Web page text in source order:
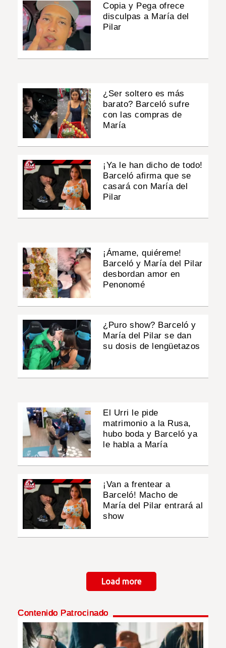
Copia y Pega ofrece
disculpas a María del
Pilar
¿Ser soltero es más
barato? Barceló sufre
con las compras de
María
¡Ya le han dicho de todo!
Barceló afirma que se
casará con María del
Pilar
¡Ámame, quiéreme!
Barceló y María del Pilar
desbordan amor en
Penonomé
¿Puro show? Barceló y
María del Pilar se dan
su dosis de lengüetazos
El Urri le pide
matrimonio a la Rusa,
hubo boda y Barceló ya
le habla a María
¡Van a frentear a
Barceló! Macho de
María del Pilar entrará al
show
Load more
Contenido Patrocinado